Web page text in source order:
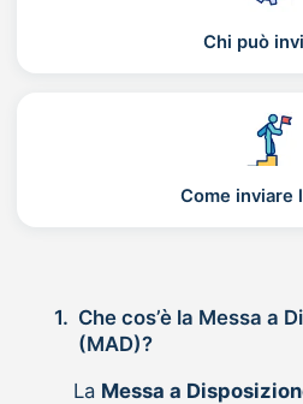
Chi può
Come inviare
1. Che cos’è la Messa a Disposizione
(MAD)?
La Messa a